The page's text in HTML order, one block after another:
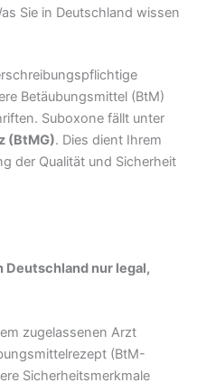
Sie in Deutschland wissen
Betäubungsmittel (BtM)
Suboxone fällt unter
(BtMG). Dies dient Ihrem
der Qualität und Sicherheit
Deutschland nur legal,
zugelassenen Arzt
(BtM-
Sicherheitsmerkmale